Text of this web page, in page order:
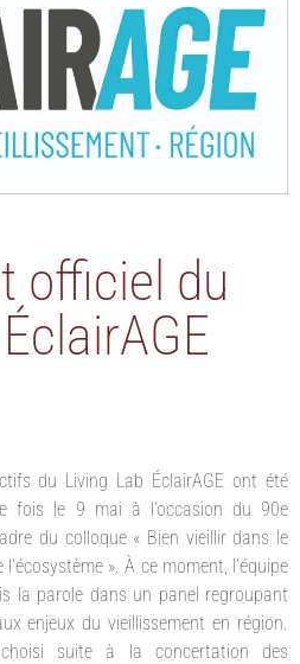
officiel du
du Living Lab ÉclairAGE ont été
fois le 9 mai à l’occasion du 90e
du colloque « Bien vieillir dans le
». À ce moment, l’équipe
la parole dans un panel regroupant
enjeux du vieillissement en région.
suite à la concertation des